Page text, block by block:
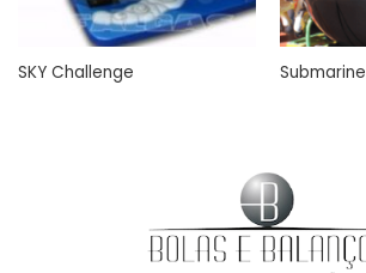
SKY Challenge Submarine